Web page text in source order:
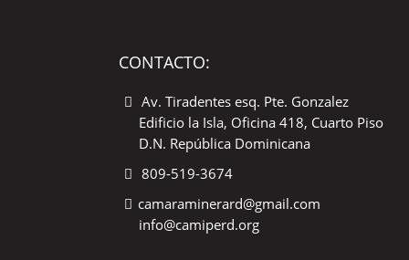
CONTACTO:
Av. Tiradentes esq. Pte. Gonzalez
Edificio la Isla, Oficina 418, Cuarto Piso
D.N. República Dominicana
809-519-3674
camaraminerard@gmail.com
info@camiperd.org